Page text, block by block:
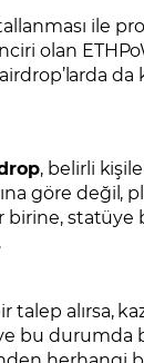
ile
olan
da
, belirli
göre değil,
statüye
alırsa,
bu durumda